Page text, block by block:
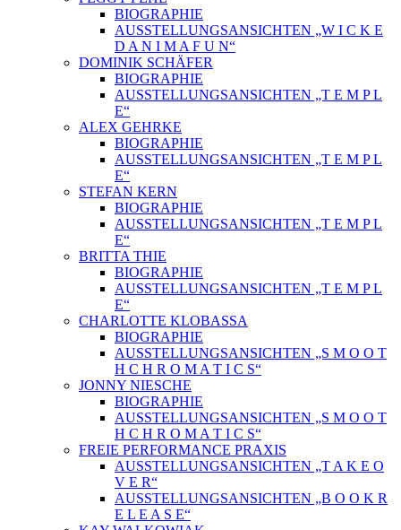
BIOGRAPHIE
AUSSTELLUNGSANSICHTEN „W I C K E
D A N I M A F U N“
DOMINIK SCHÄFER
BIOGRAPHIE
AUSSTELLUNGSANSICHTEN „T E M P L
E“
ALEX GEHRKE
BIOGRAPHIE
AUSSTELLUNGSANSICHTEN „T E M P L
E“
STEFAN KERN
BIOGRAPHIE
AUSSTELLUNGSANSICHTEN „T E M P L
E“
BRITTA THIE
BIOGRAPHIE
AUSSTELLUNGSANSICHTEN „T E M P L
E“
CHARLOTTE KLOBASSA
BIOGRAPHIE
AUSSTELLUNGSANSICHTEN „S M O O T
H C H R O M A T I C S“
JONNY NIESCHE
BIOGRAPHIE
AUSSTELLUNGSANSICHTEN „S M O O T
H C H R O M A T I C S“
FREIE PERFORMANCE PRAXIS
AUSSTELLUNGSANSICHTEN „T A K E O
V E R“
AUSSTELLUNGSANSICHTEN „B O O K R
E L E A S E“